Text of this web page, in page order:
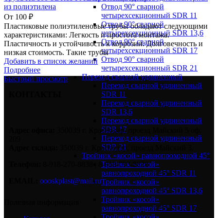
Отвод 90° сварной
четырехсекционный SDR 11
Отвод 90° сварной
четырехсекционный SDR 13,6
Отвод 90° сварной
четырехсекционный SDR 17
Отвод 90° сварной
четырехсекционный SDR 21
Переход сварной удлиненный
Переход сварной удлиненный
SDR 11
Переход сварной удлиненный
SDR 13,6
Переход сварной удлиненный
SDR 17
Переход сварной удлиненный
SDR 21
Тройник «косой» равнопроходной 45°
Тройник «косой»
равнопроходной 45° SDR 11
Тройник «косой»
равнопроходной 45° SDR 13,6
Тройник «косой»
равнопроходной 45° SDR 17
из полиэтилена
От 100 ₽
Пластиковые полиэтиленовые трубы обладают следующими
характеристиками: Легкость и простота монтажа.
Пластичность и устойчивость к коррозии. Долговечность и
низкая стоимость. Такие трубы
Добавить в список желаний
Подробнее
Быстрый просмотр
350039 г. Краснодар, проезд Майский 5 оф.
350039 г. Краснодар, проезд Майский 3.
8-918-270-8838 | 8-918-093-8838
oooskplast@mail.ru